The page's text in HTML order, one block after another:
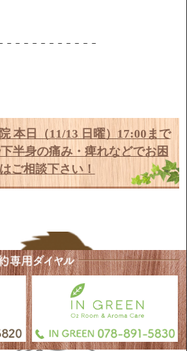
－－－－－－－－－－－
本日（11/13 日曜）17:00まで
半身の痛み・痺れなどでお困
ご相談下さい！